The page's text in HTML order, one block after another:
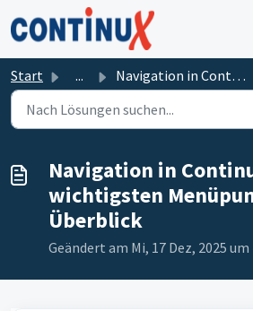
Zum hauptsächlichen Inhalt gehen
Start ... Navigation in Continux – die wichtigsten Menüpunkte im Üb...
Navigation in
wichtigsten
Überblick
Geändert am Mi, 17 Dez, 2025 um